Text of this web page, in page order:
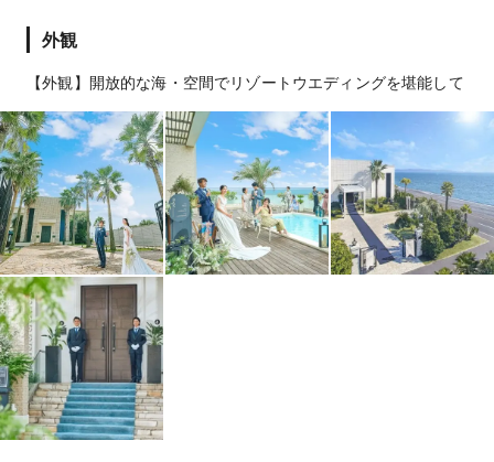
外観
【外観】開放的な海・空間でリゾートウエディングを堪能して